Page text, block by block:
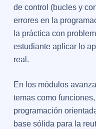
de control (bucles y
errores en la
la práctica con
estudiante aplicar lo
real.
En los módulos
temas como
programación
base sólida para la